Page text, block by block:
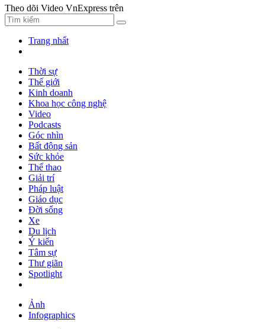
Theo dõi Video VnExpress trên
Trang nhất
Thời sự
Thế giới
Kinh doanh
Khoa học công nghệ
Video
Podcasts
Góc nhìn
Bất động sản
Sức khỏe
Thể thao
Giải trí
Pháp luật
Giáo dục
Đời sống
Xe
Du lịch
Ý kiến
Tâm sự
Thư giãn
Spotlight
Ảnh
Infographics